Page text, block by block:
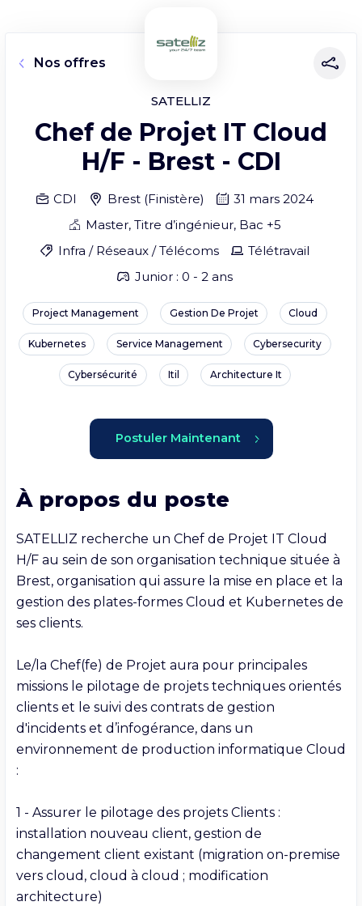
SATELLIZ
Nos offres
Chef de Projet IT Cloud
H/F - Brest - CDI
CDI Brest(Finistère)
31 mars 2024
Master, Titre d’ingénieur, Bac +5
Infra / Réseaux / Télécoms
Télétravail
Junior : 0 - 2 ans
Project Management Gestion De Projet Cloud
Kubernetes Service Management Cybersecurity
Cybersécurité Itil Architecture It
Postuler Maintenant
À propos du poste
SATELLIZ recherche un Chef de Projet IT Cloud
H/F au sein de son organisation technique située à
Brest, organisation qui assure la mise en place et la
gestion des plates-formes Cloud et Kubernetes de
ses clients.
Le/la Chef(fe) de Projet aura pour principales
missions le pilotage de projets techniques orientés
clients et le suivi des contrats de gestion
d'incidents et d’infogérance, dans un
environnement de production informatique Cloud
:
1 - Assurer le pilotage des projets Clients :
installation nouveau client, gestion de
changement client existant (migration on-premise
vers cloud, cloud à cloud ; modification
architecture)